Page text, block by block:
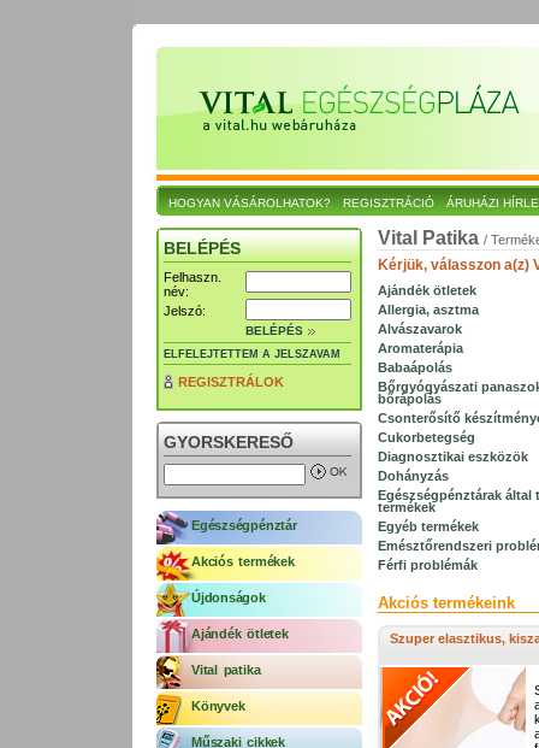
HOGYAN VÁSÁROLHATOK? REGISZTRÁCIÓ ÁRUHÁZI
BELÉPÉS
Felhaszn.
név:
Jelszó:
BELÉPÉS
ELFELEJTETTEM A JELSZAVAM
REGISZTRÁLOK
GYORSKERESŐ
Egészségpénztár
Akciós termékek
Újdonságok
Ajándék ötletek
Vital patika
Könyvek
Műszaki cikkek
Vital Patika /
Kérjük, válasszon a(z)
Ajándék ötletek
Allergia, asztma
Alvászavarok
Aromaterápia
Babaápolás
Bőrgyógyászati
bőrápolás
Csonterősítő
Cukorbetegség
Diagnosztikai eszközök
Dohányzás
Egészségpénztárak által
termékek
Egyéb termékek
Emésztőrendszeri
Férfi problémák
Akciós termékeink
Szuper elasztikus,